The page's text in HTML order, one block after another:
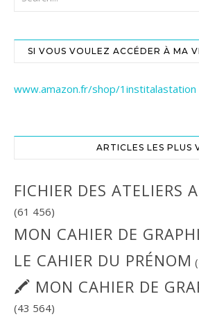
SI VOUS VOULEZ ACCÉDER À MA
www.amazon.fr/shop/1institalastation
ARTICLES LES PLUS
FICHIER DES ATELIERS
(61 456)
MON CAHIER DE
LE CAHIER DU PRÉNOM
🖍 MON CAHIER DE
(43 564)